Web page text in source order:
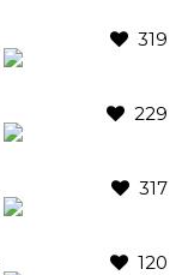
319
229
317
120